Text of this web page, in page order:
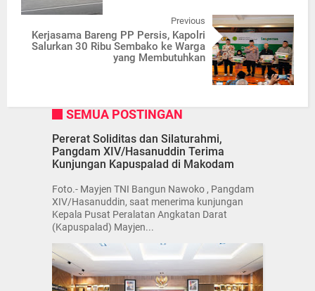
Previous
Kerjasama Bareng PP Persis, Kapolri
Salurkan 30 Ribu Sembako ke Warga
yang Membutuhkan
SEMUA POSTINGAN
Pererat Soliditas dan Silaturahmi,
Pangdam XIV/Hasanuddin Terima
Kunjungan Kapuspalad di Makodam
Foto.- Mayjen TNI Bangun Nawoko , Pangdam
XIV/Hasanuddin, saat menerima kunjungan
Kepala Pusat Peralatan Angkatan Darat
(Kapuspalad) Mayjen...